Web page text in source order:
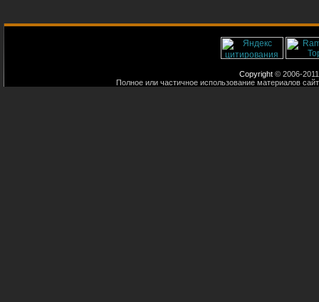
Copyright © 2006-
Полное или частичное использование материалов